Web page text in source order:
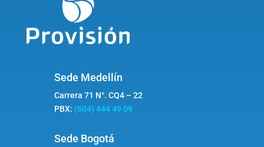
Sede Medellín
Carrera 71 N°. CQ4 – 22
PBX: (604) 444 49 09
Sede Bogotá